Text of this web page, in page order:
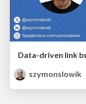
szymonslowik